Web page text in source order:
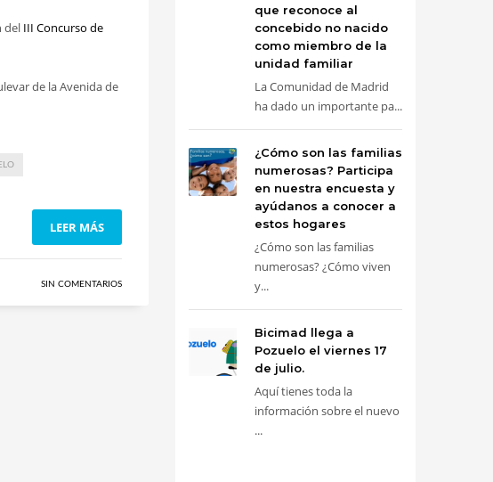
del III Concurso de
de la Avenida de
LEER MÁS
SIN COMENTARIOS
que reconoce al
concebido no nacido
como miembro de la
unidad familiar
La Comunidad de Madrid
ha dado un importante pa...
¿Cómo son las familias
numerosas? Participa
en nuestra encuesta y
ayúdanos a conocer a
estos hogares
¿Cómo son las familias
numerosas? ¿Cómo viven
y...
Bicimad llega a
Pozuelo el viernes 17
de julio.
Aquí tienes toda la
información sobre el nuevo
...